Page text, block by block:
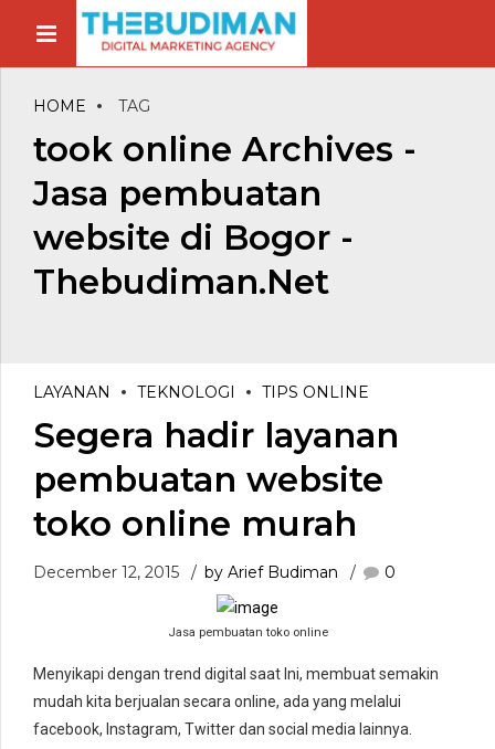
HOME TAG
took online Archives -
Jasa pembuatan
website di Bogor -
Thebudiman.Net
LAYANAN TEKNOLOGI TIPS ONLINE
Segera hadir layanan
pembuatan website
toko online murah
December 12, 2015 by Arief Budiman 0
Jasa pembuatan toko online
Menyikapi dengan trend digital saat Ini, membuat semakin
mudah kita berjualan secara online, ada yang melalui
facebook, Instagram, Twitter dan social media lainnya.